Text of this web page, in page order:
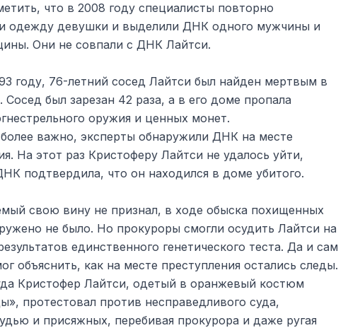
что в 2008 году специалисты повторно
одежду девушки и выделили ДНК одного мужчины и
Они не совпали с ДНК Лайтси.
году, 76-летний сосед Лайтси был найден мертвым в
был зарезан 42 раза, а в его доме пропала
оружия и ценных монет.
важно, эксперты обнаружили ДНК на месте
На этот раз Кристоферу Лайтси не удалось уйти,
подтвердила, что он находился в доме убитого.
свою вину не признал, в ходе обыска похищенных
не было. Но прокуроры смогли осудить Лайтси на
единственного генетического теста. Да и сам
объяснить, как на месте преступления остались следы.
Кристофер Лайтси, одетый в оранжевый костюм
протестовал против несправедливого суда,
и присяжных, перебивая прокурора и даже ругая